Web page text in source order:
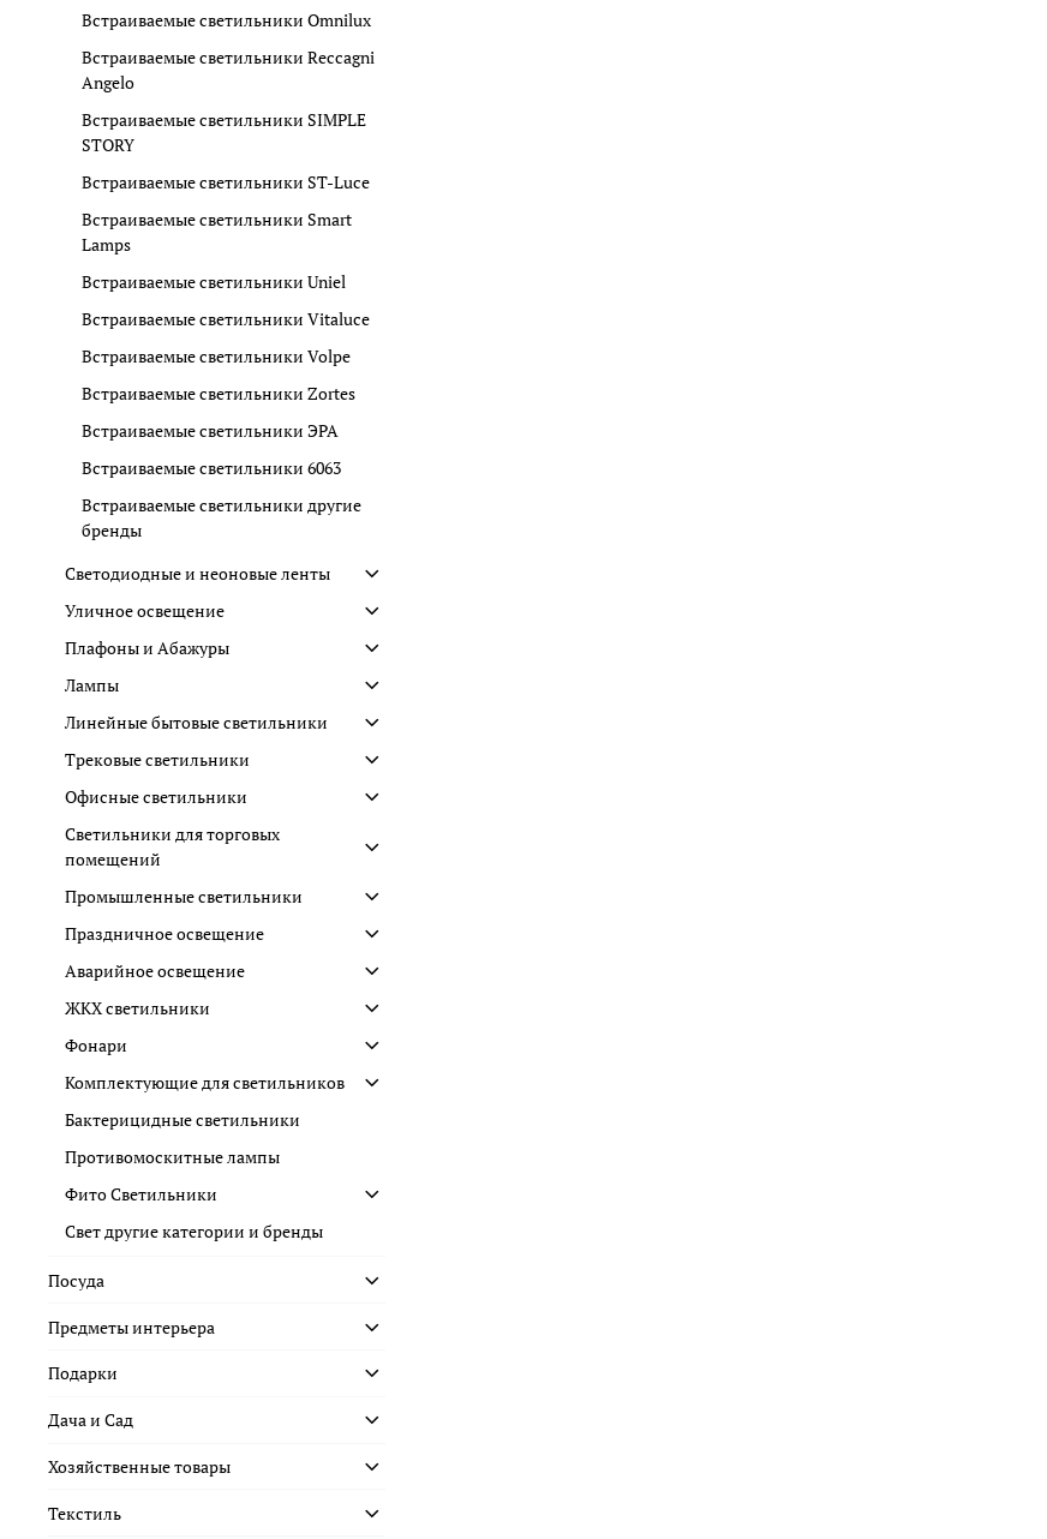
Встраиваемые светильники Omnilux
Встраиваемые светильники Reccagni
Angelo
Встраиваемые светильники SIMPLE
STORY
Встраиваемые светильники ST-Luce
Встраиваемые светильники Smart
Lamps
Встраиваемые светильники Uniel
Встраиваемые светильники Vitaluce
Встраиваемые светильники Volpe
Встраиваемые светильники Zortes
Встраиваемые светильники ЭРА
Встраиваемые светильники 6063
Встраиваемые светильники другие
бренды
Светодиодные и неоновые ленты
Уличное освещение
Плафоны и Абажуры
Лампы
Линейные бытовые светильники
Трековые светильники
Офисные светильники
Светильники для торговых
помещений
Промышленные светильники
Праздничное освещение
Аварийное освещение
ЖКХ светильники
Фонари
Комплектующие для светильников
Бактерицидные светильники
Противомоскитные лампы
Фито Светильники
Свет другие категории и бренды
Посуда
Предметы интерьера
Подарки
Дача и Сад
Хозяйственные товары
Текстиль